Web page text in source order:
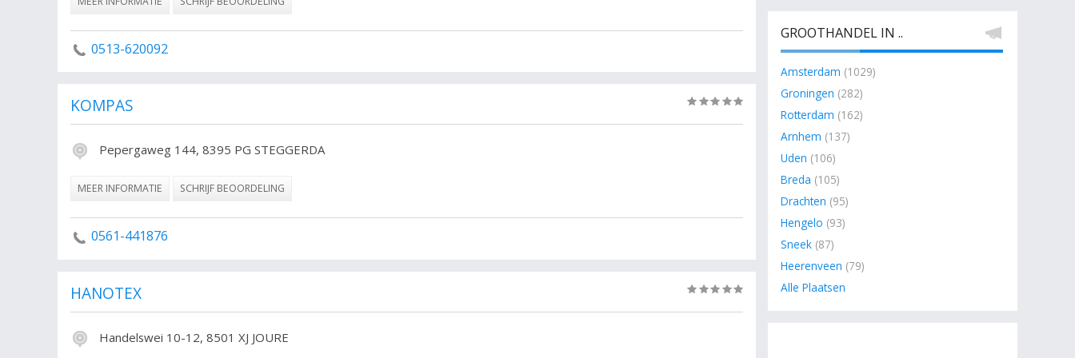
0513-620092
KOMPAS
Pepergaweg 144, 8395 PG STEGGERDA
MEER INFORMATIE SCHRIJF BEOORDELING
0561-441876
HANOTEX
Handelswei 10-12, 8501 XJ JOURE
GROOTHANDEL IN ..
Amsterdam (1029)
Groningen (282)
Rotterdam (162)
Arnhem (137)
Uden (106)
Breda (105)
Drachten (95)
Hengelo (93)
Sneek (87)
Heerenveen (79)
Alle Plaatsen